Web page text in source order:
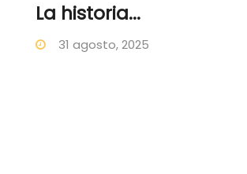
La historia...
31 agosto, 2025